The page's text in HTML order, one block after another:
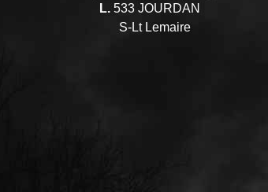
L. 533 JOURDAN
S-Lt Lemaire